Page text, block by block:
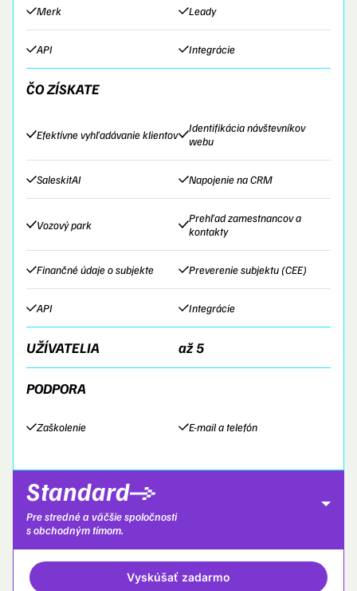
Merk Leady
API Integrácie
ČO ZÍSKATE
Efektívne vyhľadávanie klientov
Identifikácia návštevníkov
webu
SaleskitAI Napojenie na CRM
Vozový park
Prehľad zamestnancov a
kontakty
Finančné údaje o subjekte Preverenie subjektu (CEE)
API Integrácie
UŽÍVATELIA až 5
PODPORA
Zaškolenie E-mail a telefón
Standard
Pre stredné a väčšie spoločnosti
s obchodným tímom.
PLATFORM
Podpora procesov predaja aj retencie, nielen pomocou AI.
Vyskúšať zadarmo